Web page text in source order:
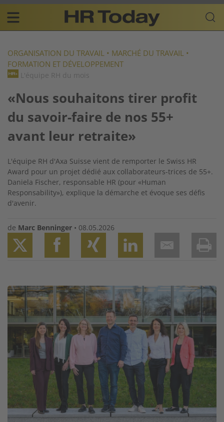
Skip
content
Plattform
für
Resources
navigation
FR
ORGANISATION DU TRAVAIL • MARCHÉ DU TRAVAIL •
FORMATION ET DÉVELOPPEMENT
L'équipe RH du mois
«Nous souhaitons tirer profit
du savoir-faire de nos 55+
avant leur retraite»
L'équipe RH d'Axa Suisse vient de remporter le Swiss HR
Award pour un projet dédié aux collaborateurs-trices de 55+.
Daniela Fischer, responsable HR (pour «Human
Responsability»), explique la démarche et évoque ses défis
d'avenir.
de Marc Benninger • 08.05.2026
Image